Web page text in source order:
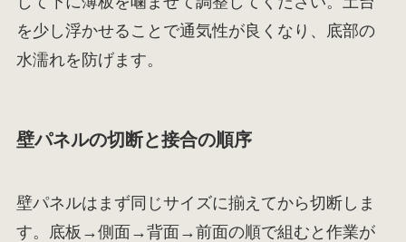
を少し浮かせることで通気性が良くなり、底部の
水濡れを防げます。
壁パネルの切断と接合の順序
壁パネルはまず同じサイズに揃えてから切断しま
す。底板→側面→背面→前面の順で組むと作業が